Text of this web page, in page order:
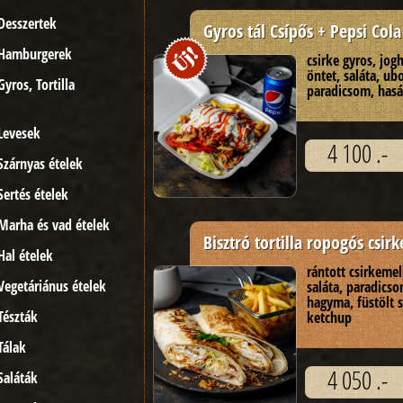
Tortilla
ételek
ételek
és vad ételek
ételek
ételek
Gyros tál Csípős + Pepsi Cola
csirke gyros,
öntet, saláta,
paradicsom,
4 100 .-
Bisztró tortilla ropogós
rántott
saláta,
hagyma, füstölt
ketchup
4 050 .-